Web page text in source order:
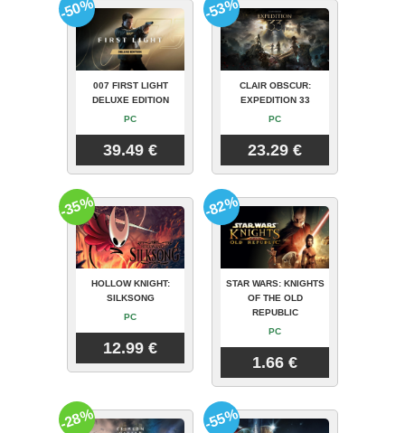
007 FIRST LIGHT
DELUXE EDITION
PC
39.49 €
-50%
CLAIR OBSCUR:
EXPEDITION 33
PC
23.29 €
-53%
HOLLOW KNIGHT:
SILKSONG
PC
12.99 €
-35%
STAR WARS: KNIGHTS
OF THE OLD
REPUBLIC
PC
1.66 €
-82%
-28% -55%